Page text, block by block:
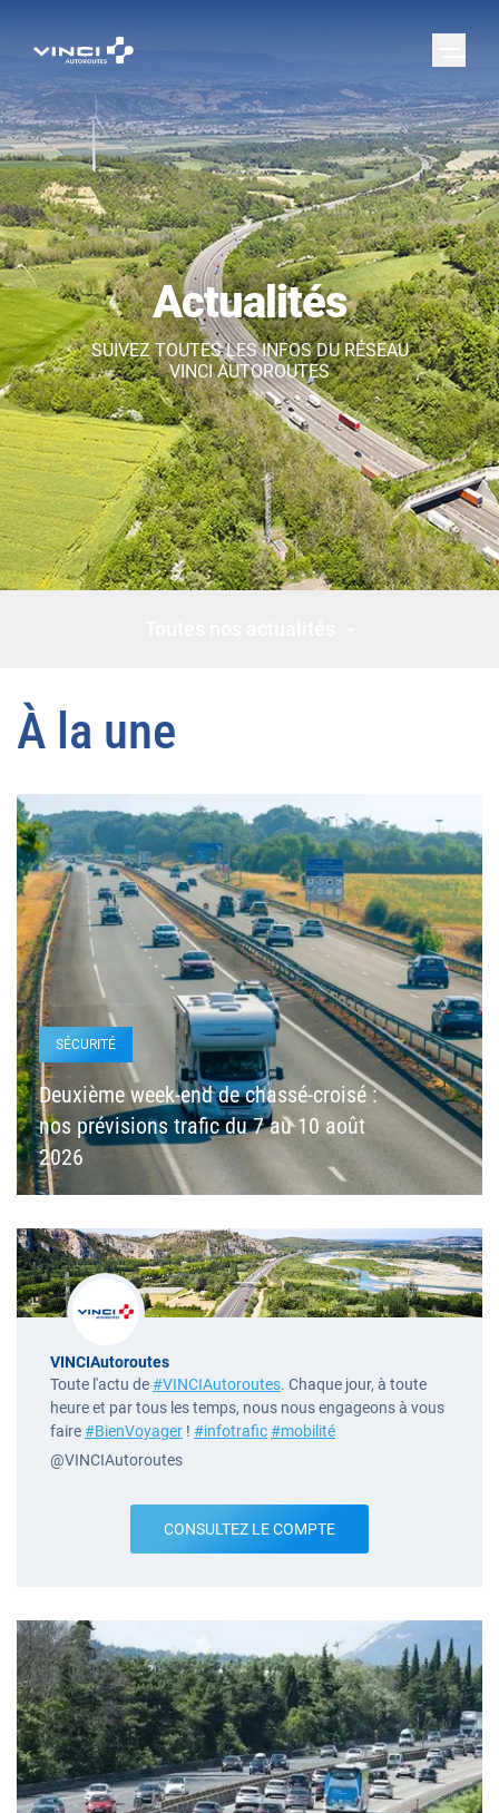
Actualités
SUIVEZ TOUTES LES INFOS DU RÉSEAU
VINCI AUTOROUTES
À la une
SÉCURITÉ
Deuxième week-end de chassé-croisé :
nos prévisions trafic du 7 au 10 août
2026
VINCIAutoroutes
Toute l'actu de#VINCIAutoroutes. Chaque jour, à toute
heure et par tous les temps, nous nous engageons à vous
faire#BienVoyager ! #infotrafic#mobilité
@VINCIAutoroutes
CONSULTEZ LE COMPTE